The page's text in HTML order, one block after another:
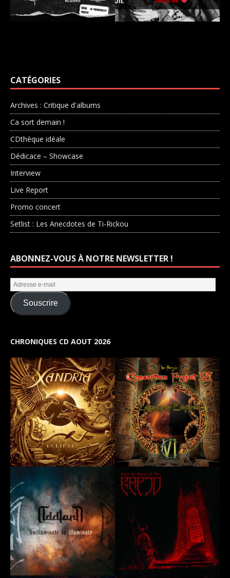
CATÉGORIES
Archives : Critique d'albums
Ca sort demain !
CDthèque idéale
Dédicace – Showcase
Interview
Live Report
Promo concert
Setlist : Les Anecdotes de Ti-Rickou
ABONNEZ-VOUS À NOTRE NEWSLETTER !
Souscrire
CHRONIQUES CD AOUT 2026